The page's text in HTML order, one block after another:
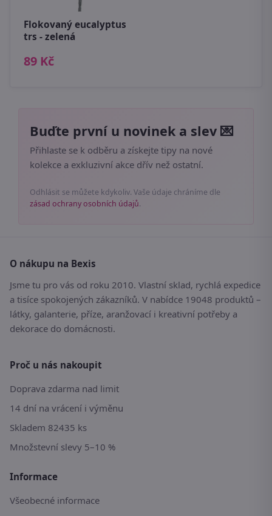
Flokovaný eucalyptus
trs - zelená
89 Kč
Buďte první u novinek a slev 💌
Přihlaste se k odběru a získejte tipy na nové
kolekce a exkluzivní akce dřív než ostatní.
Odhlásit se můžete kdykoliv. Vaše údaje chráníme dle
zásad ochrany osobních údajů.
O nákupu na Bexis
Jsme tu pro vás od roku 2010. Vlastní sklad, rychlá expedice
a tisíce spokojených zákazníků. V nabídce 19048 produktů –
látky, galanterie, příze, aranžovací i kreativní potřeby a
dekorace do domácnosti.
Proč u nás nakoupit
Doprava zdarma nad limit
14 dní na vrácení i výměnu
Skladem 82435 ks
Množstevní slevy 5–10 %
Informace
Všeobecné informace